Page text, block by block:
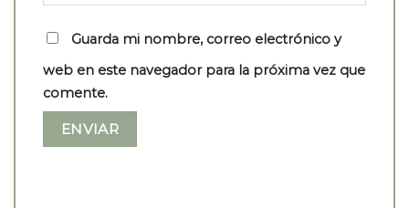
Guarda mi nombre, correo electrónico y
web en este navegador para la próxima vez que
comente.